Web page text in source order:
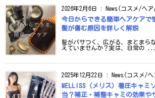
2026年2月6日 : News(コスメ/ヘ
今日からできる簡単ヘアケアで
髪が傷む原因を詳しく解説
髪がパサつく、広がる、まとまら
えていませんか？実は、日常の ...
2025年12月22日 : News(コスメ/
MELLISS（メリス）着圧キャミ
当？補正・補整キャミの効果や